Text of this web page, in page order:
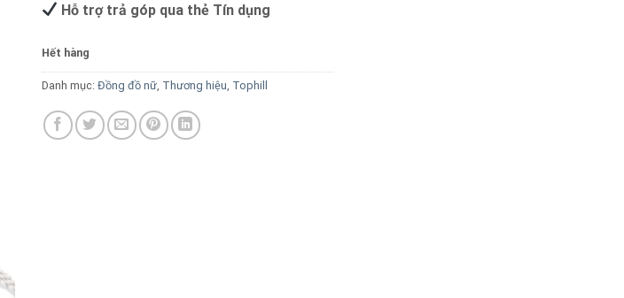
Hỗ trợ trả góp qua thẻ Tín dụng
Hết hàng
Danh mục: Đồng đồ nữ, Thương hiệu, Tophill